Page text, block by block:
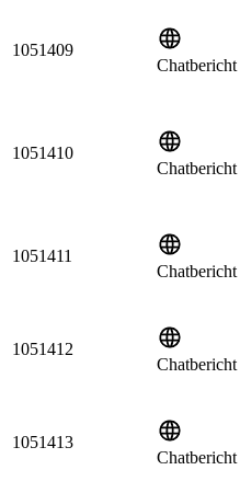
1051409
Chatbericht
1051410
Chatbericht
1051411
Chatbericht
1051412
Chatbericht
1051413
Chatbericht